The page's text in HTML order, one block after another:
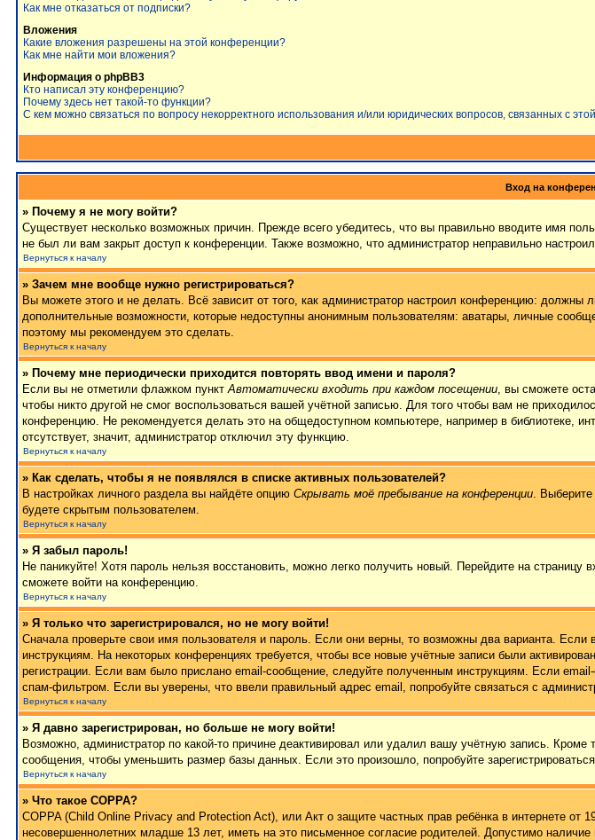
Как мне отказаться от подписки?
Вложения
Какие вложения разрешены на этой конференции?
Как мне найти мои вложения?
Информация о phpBB3
Кто написал эту конференцию?
Почему здесь нет такой-то функции?
С кем можно связаться по вопросу некорректного использования и/или юридических вопросов, связанных с
Вход на
» Почему я не могу войти?
Существует несколько возможных причин. Прежде всего убедитесь, что вы правильно вводите имя
не был ли вам закрыт доступ к конференции. Также возможно, что администратор неправильно
Вернуться к началу
» Зачем мне вообще нужно регистрироваться?
Вы можете этого и не делать. Всё зависит от того, как администратор настроил конференцию:
дополнительные возможности, которые недоступны анонимным пользователям: аватары, личные
поэтому мы рекомендуем это сделать.
Вернуться к началу
» Почему мне периодически приходится повторять ввод имени и пароля?
Если вы не отметили флажком пунктАвтоматически входить при каждом посещении, вы сможете
чтобы никто другой не смог воспользоваться вашей учётной записью. Для того чтобы вам не
конференцию. Не рекомендуется делать это на общедоступном компьютере, например в библиотеке,
отсутствует, значит, администратор отключил эту функцию.
Вернуться к началу
» Как сделать, чтобы я не появлялся в списке активных пользователей?
В настройках личного раздела вы найдёте опцию Скрывать моё пребывание на конференции. Выберите
будете скрытым пользователем.
Вернуться к началу
» Я забыл пароль!
Не паникуйте! Хотя пароль нельзя восстановить, можно легко получить новый. Перейдите на
сможете войти на конференцию.
Вернуться к началу
» Я только что зарегистрировался, но не могу войти!
Сначала проверьте свои имя пользователя и пароль. Если они верны, то возможны два варианта.
инструкциям. На некоторых конференциях требуется, чтобы все новые учётные записи были
регистрации. Если вам было прислано email-сообщение, следуйте полученным инструкциям. Если
спам-фильтром. Если вы уверены, что ввели правильный адрес email, попробуйте связаться с
Вернуться к началу
» Я давно зарегистрирован, но больше не могу войти!
Возможно, администратор по какой-то причине деактивировал или удалил вашу учётную запись.
сообщения, чтобы уменьшить размер базы данных. Если это произошло, попробуйте
Вернуться к началу
» Что такое COPPA?
COPPA (Child Online Privacy and Protection Act), или Акт о защите частных прав ребёнка в интернете
несовершеннолетних младше 13 лет, иметь на это письменное согласие родителей. Допустимо